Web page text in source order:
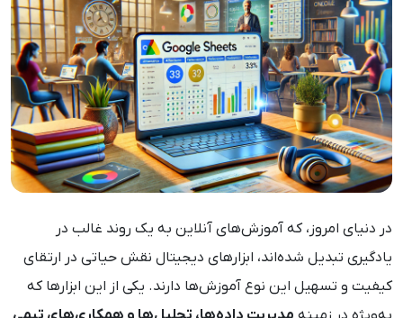
در دنیای امروز، که آموزش‌های آنلاین به یک روند غالب در
یادگیری تبدیل شده‌اند، ابزارهای دیجیتال نقش حیاتی در ارتقای
کیفیت و تسهیل این نوع آموزش‌ها دارند. یکی از این ابزارها که